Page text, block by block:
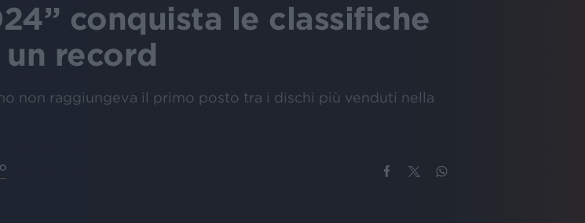
conquista le classifiche
record
non raggiungeva il primo posto tra i dischi più venduti nella